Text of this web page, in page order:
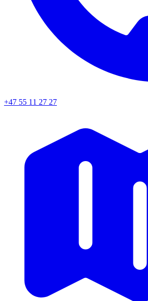
+47 55 11 27 27